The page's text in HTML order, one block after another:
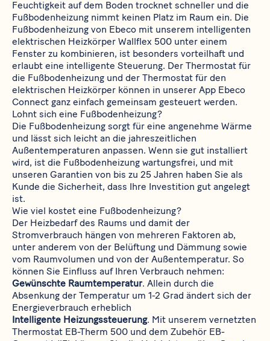
Feuchtigkeit auf dem Boden trocknet schneller und die
Fußbodenheizung nimmt keinen Platz im Raum ein. Die
Fußbodenheizung von Ebeco mit unserem intelligenten
elektrischen Heizkörper Wallflex 500 unter einem
Fenster zu kombinieren, ist besonders vorteilhaft und
erlaubt eine intelligente Steuerung. Der Thermostat für
die Fußbodenheizung und der Thermostat für den
elektrischen Heizkörper können in unserer App Ebeco
Connect ganz einfach gemeinsam gesteuert werden.
Lohnt sich eine Fußbodenheizung?
Die Fußbodenheizung sorgt für eine angenehme Wärme
und lässt sich leicht an die jahreszeitlichen
Außentemperaturen anpassen. Wenn sie gut installiert
wird, ist die Fußbodenheizung wartungsfrei, und mit
unseren Garantien von bis zu 25 Jahren haben Sie als
Kunde die Sicherheit, dass Ihre Investition gut angelegt
ist.
Wie viel kostet eine Fußbodenheizung?
Der Heizbedarf des Raums und damit der
Stromverbrauch hängen von mehreren Faktoren ab,
unter anderem von der Belüftung und Dämmung sowie
vom Raumvolumen und von der Außentemperatur. So
können Sie Einfluss auf Ihren Verbrauch nehmen:
Gewünschte Raumtemperatur. Allein durch die
Absenkung der Temperatur um 1-2 Grad ändert sich der
Energieverbrauch erheblich
Intelligente Heizungssteuerung. Mit unserem vernetzten
Thermostat EB-Therm 500 und dem Zubehör EB-